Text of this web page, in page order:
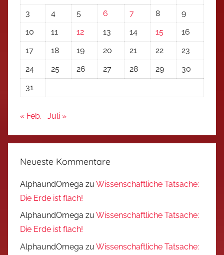
3
4 5 6 7 8
9
10
11 12 13 14 15
16
17
18 19 20 21 22
23
24
25 26 27 28 29
30
31
« Feb. Juli »
Neueste Kommentare
AlphaundOmega zu Wissenschaftliche Tatsache:
Die Erde ist flach!
AlphaundOmega zu Wissenschaftliche Tatsache:
Die Erde ist flach!
AlphaundOmega zu Wissenschaftliche Tatsache: